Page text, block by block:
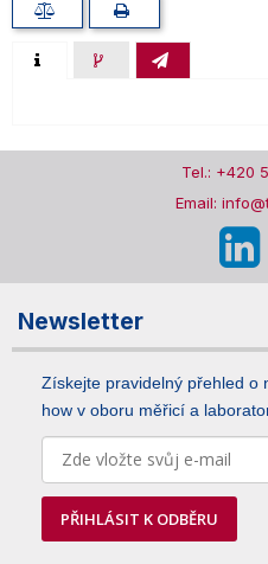
Tel.: +420
Email:
Newsletter
Získejte pravidelný přehled o
how v oboru měřicí a
PŘIHLÁSIT K ODBĚRU